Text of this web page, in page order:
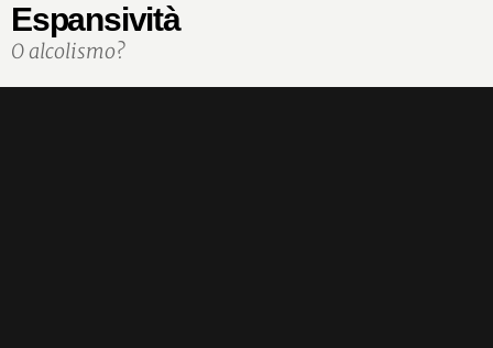
Espansività
O alcolismo?